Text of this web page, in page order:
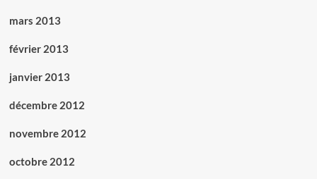
mars 2013
février 2013
janvier 2013
décembre 2012
novembre 2012
octobre 2012